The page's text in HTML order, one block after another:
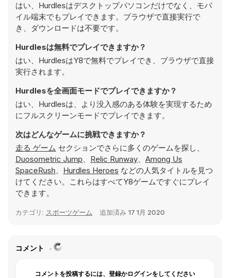
はい、Hurdlesはデスクトップパソコンだけでなく、モバ
イル端末でもプレイできます。ブラウザで直接実行で
き、ダウンロードは不要です。
Hurdlesは無料でプレイできますか？
はい、HurdlesはY8で無料でプレイでき、ブラウザで直接
実行されます。
Hurdlesを全画面モードでプレイできますか？
はい、Hurdlesは、より没入感のある体験を実現するため
にフルスクリーンモードでプレイできます。
次はどんなゲームに挑戦できますか？
走る ゲーム セクションでさらに多くのゲームを探し、
Duosometric Jump、 Relic Runway、 Among Us
SpaceRush、 Hurdles Heroes などの人気タイトルを見つ
けてください。これらはすべてY8ゲームですぐにプレイ
できます。
カテゴリ: スポーツゲーム 追加済み 17 1月 2020
コメント
コメントを投稿するには、登録かログインをしてください